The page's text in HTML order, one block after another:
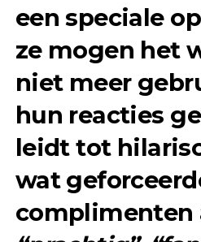
een speciale
ze mogen het
niet meer
hun reacties
leidt tot
wat
complimenten